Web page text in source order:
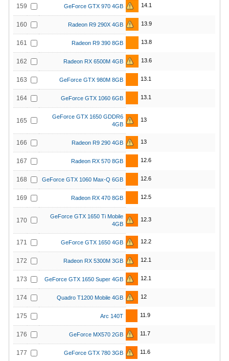
159 GeForce GTX 970 4GB 14.1
160 Radeon R9 290X 4GB 13.9
161 Radeon R9 390 8GB 13.8
162 Radeon RX 6500M 4GB 13.6
163 GeForce GTX 980M 8GB 13.1
164 GeForce GTX 1060 6GB 13.1
165
GeForce GTX 1650 GDDR6
4GB
13
166 Radeon R9 290 4GB 13
167 Radeon RX 570 8GB 12.6
168 GeForce GTX 1060 Max-Q 6GB 12.6
169 Radeon RX 470 8GB 12.5
170
GeForce GTX 1650 Ti Mobile
4GB
12.3
171 GeForce GTX 1650 4GB 12.2
172 Radeon RX 5300M 3GB 12.1
173 GeForce GTX 1650 Super 4GB 12.1
174 Quadro T1200 Mobile 4GB 12
175 Arc 140T 11.9
176 GeForce MX570 2GB 11.7
177 GeForce GTX 780 3GB 11.6